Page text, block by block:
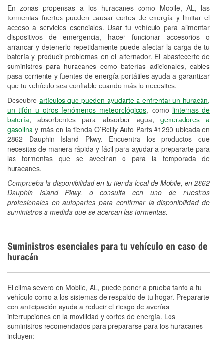
En zonas propensas a los huracanes como Mobile, AL, las
tormentas fuertes pueden causar cortes de energía y limitar el
acceso a servicios esenciales. Usar tu vehículo para alimentar
dispositivos de emergencia, hacer funcionar accesorios o
arrancar y detenerlo repetidamente puede afectar la carga de tu
batería y producir problemas en el alternador. El abastecerte de
suministros para huracanes como baterías adicionales, cables
pasa corriente y fuentes de energía portátiles ayuda a garantizar
que tu vehículo sea confiable cuando más lo necesites.
Descubre artículos que pueden ayudarte a enfrentar un huracán,
un tifón u otros fenómenos meteorológicos, como linternas de
batería, absorbentes para absorber agua, generadores a
gasolina y más en la tienda O’Reilly Auto Parts #1290 ubicada en
2862 Dauphin Island Pkwy. Encuentra los productos que
necesitas de manera rápida y fácil para ayudar a prepararte para
las tormentas que se avecinan o para la temporada de
huracanes.
Comprueba la disponibilidad en tu tienda local de Mobile, en 2862
Dauphin Island Pkwy, o consulta con uno de nuestros
profesionales en autopartes para confirmar la disponibilidad de
suministros a medida que se acercan las tormentas.
freno
Hurricane Supplies
Conoce más
Suministros esenciales para tu vehículo en caso de
huracán
El clima severo en Mobile, AL, puede poner a prueba tanto a tu
vehículo como a los sistemas de respaldo de tu hogar. Prepararte
con anticipación ayuda a reducir el riesgo de averías,
interrupciones en la movilidad y cortes de energía. Los
suministros recomendados para prepararse para los huracanes
incluyen: